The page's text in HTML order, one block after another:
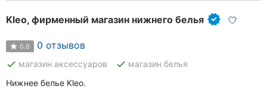
Kleo, фирменный магазин нижнего белья
0.0 0 отзывов
done магазин аксессуаров done магазин белья
Нижнее белье Kleo.